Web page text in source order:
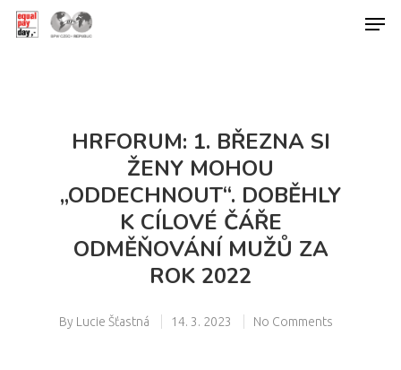
HRFORUM: 1. BŘEZNA SI
ŽENY MOHOU
„ODDECHNOUT“. DOBĚHLY
K CÍLOVÉ ČÁŘE
ODMĚŇOVÁNÍ MUŽŮ ZA
ROK 2022
By Lucie Šťastná 14. 3. 2023 No Comments